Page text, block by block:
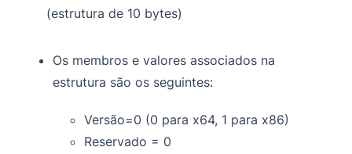
(estrutura de 10 bytes)
Os membros e valores associados na
estrutura são os seguintes:
Versão=0 (0 para x64, 1 para x86)
Reservado = 0